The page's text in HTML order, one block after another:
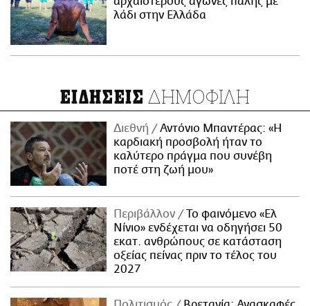
λάδι στην Ελλάδα
ΕΙΔΗΣΕΙΣ ΔΗΜΟΦΙΛΗ
Διεθνή
Αντόνιο Μπαντέρας: «Η
καρδιακή προσβολή ήταν το
καλύτερο πράγμα που συνέβη
ποτέ στη ζωή μου»
Περιβάλλον
Το φαινόμενο «Ελ
Νίνιο» ενδέχεται να οδηγήσει 50
εκατ. ανθρώπους σε κατάσταση
οξείας πείνας πριν το τέλος του
2027